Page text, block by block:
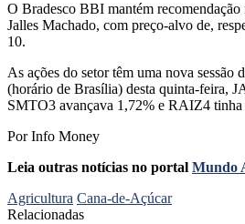
O Bradesco BBI mantém
Jalles Machado, com preço-alvo de,
10.
As ações do setor têm uma nova sessão
(horário de Brasília) desta quinta-feira,
SMTO3 avançava 1,72% e RAIZ4 tinha
Por Info Money
Leia outras notícias no portal Mundo
Agricultura Cana-de-Açúcar
Relacionadas